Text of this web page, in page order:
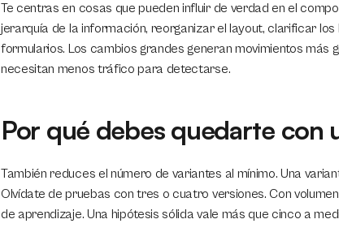
Te centras en cosas que pueden influir de verdad en el
jerarquía de la información, reorganizar el layout, clarificar
formularios. Los cambios grandes generan movimientos más
necesitan menos tráfico para detectarse.
Por qué debes quedarte con
También reduces el número de variantes al mínimo. Una
Olvídate de pruebas con tres o cuatro versiones. Con
de aprendizaje. Una hipótesis sólida vale más que cinco a